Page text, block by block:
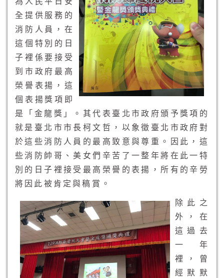
全提供服務的
消防人員，在
這個特別的日
子裡係要接受
到市政府最高
榮譽表揚，這
個表揚獎項即
是「金龍獎」。其代表臺北市政府頒予獎項的
就是臺北市市長柯文哲，以象徵臺北市政府對
於這些消防人員的最高致意與尊重。因此，這
些消防帥哥、美女們辛苦了一整年將在此一特
別的日子裡接受最高榮譽的表揚，所有的辛勞
將因此被肯定與稿賞。
除此之
外，在
這過去
一年
裡，曾
經默默